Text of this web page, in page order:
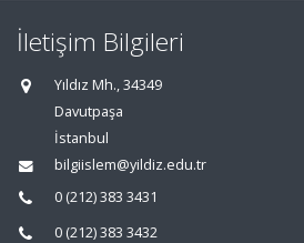
İletişim Bilgileri
Yıldız Mh., 34349
Davutpaşa
İstanbul
bilgiislem@yildiz.edu.tr
0 (212) 383 3431
0 (212) 383 3432